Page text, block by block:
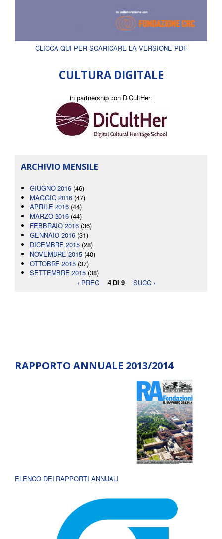
CLICCA QUI PER SCARICARE LA VERSIONE PDF
CULTURA DIGITALE
in partnership con DiCultHer:
ARCHIVIO MENSILE
GIUGNO 2016 (46)
MAGGIO 2016 (47)
APRILE 2016 (44)
MARZO 2016 (44)
FEBBRAIO 2016 (36)
GENNAIO 2016 (31)
DICEMBRE 2015 (28)
NOVEMBRE 2015 (40)
OTTOBRE 2015 (37)
SETTEMBRE 2015 (38)
‹ PREC
4 DI 9 SUCC ›
RAPPORTO ANNUALE 2013/2014
ELENCO DEI RAPPORTI ANNUALI